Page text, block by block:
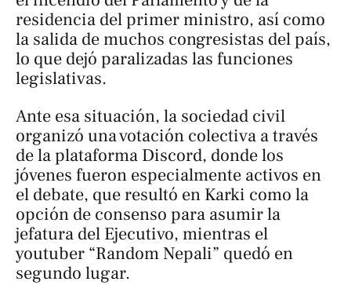
residencia del primer ministro, así como
la salida de muchos congresistas del país,
lo que dejó paralizadas las funciones
legislativas.
Ante esa situación, la sociedad civil
organizó una votación colectiva a través
de la plataforma Discord, donde los
jóvenes fueron especialmente activos en
el debate, que resultó en Karki como la
opción de consenso para asumir la
jefatura del Ejecutivo, mientras el
youtuber “Random Nepali” quedó en
segundo lugar.